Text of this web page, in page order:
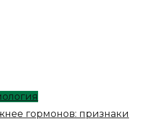
гормонов: признаки